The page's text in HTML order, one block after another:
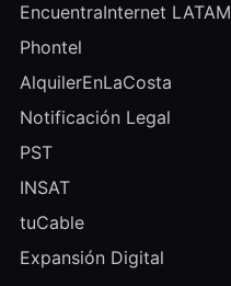
EncuentraInternet LATAM
Phontel
AlquilerEnLaCosta
Notificación Legal
PST
INSAT
tuCable
Expansión Digital